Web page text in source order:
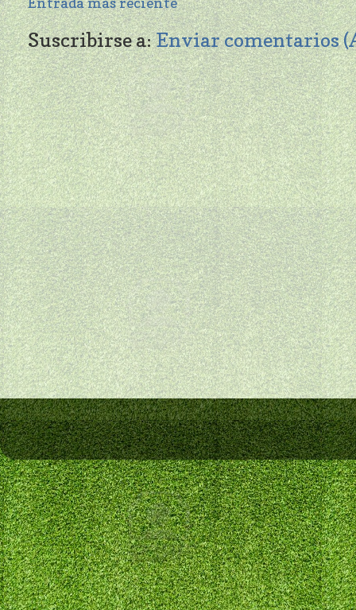
Suscribirse a:Enviar comentarios